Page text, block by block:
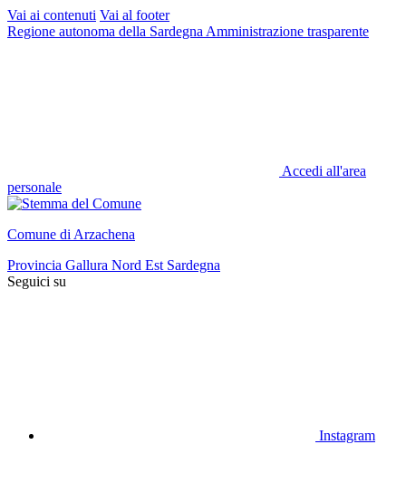
Vai ai contenuti Vai al footer
Regione autonoma della Sardegna Amministrazione trasparente
Accedi all'area
personale
Comune di Arzachena
Provincia Gallura Nord Est Sardegna
Seguici su
Instagram